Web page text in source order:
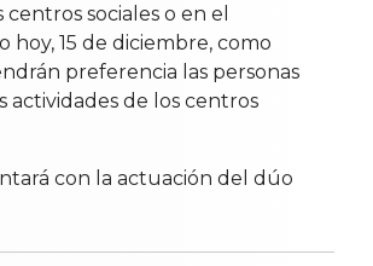
sociales o en el
hoy, 15 de diciembre, como
preferencia las personas
actividades de los centros
con la actuación del dúo